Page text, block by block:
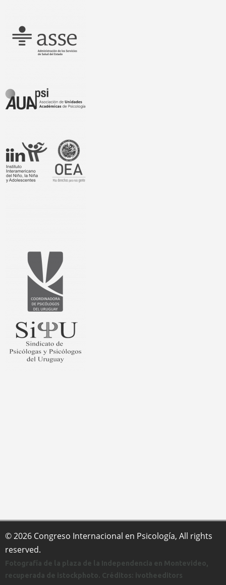
© 2026 Congreso Internacional en Psicología, All rights
reserved.
Fotografía de la plaza de la Independencia en Montevideo,
recuperada de istockphoto. Créditos: ivotheeditors